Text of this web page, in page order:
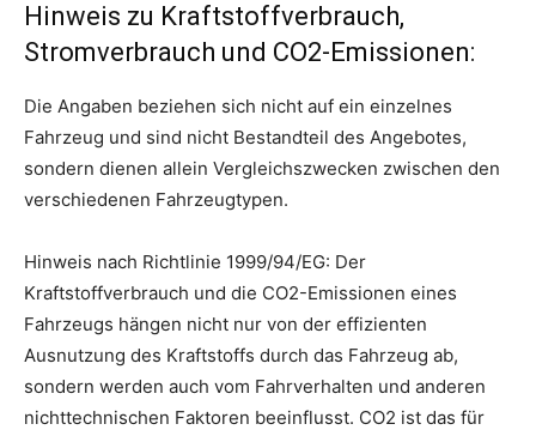
Hinweis zu Kraftstoffverbrauch,
Stromverbrauch und CO2-Emissionen:
Die Angaben beziehen sich nicht auf ein einzelnes
Fahrzeug und sind nicht Bestandteil des Angebotes,
sondern dienen allein Vergleichszwecken zwischen den
verschiedenen Fahrzeugtypen.
Hinweis nach Richtlinie 1999/94/EG: Der
Kraftstoffverbrauch und die CO2-Emissionen eines
Fahrzeugs hängen nicht nur von der effizienten
Ausnutzung des Kraftstoffs durch das Fahrzeug ab,
sondern werden auch vom Fahrverhalten und anderen
nichttechnischen Faktoren beeinflusst. CO2 ist das für